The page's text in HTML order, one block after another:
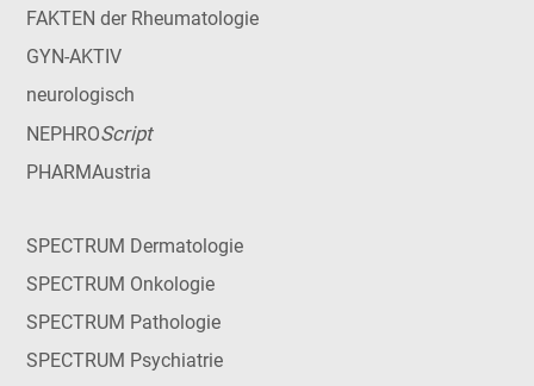
FAKTEN der Rheumatologie
GYN-AKTIV
neurologisch
NEPHROScript
PHARMAustria
SPECTRUM Dermatologie
SPECTRUM Onkologie
SPECTRUM Pathologie
SPECTRUM Psychiatrie